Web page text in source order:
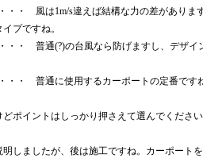
・ 風は1m/s違えば結構な力の差がありま
プですね。
・ 普通(?)の台風なら防げますし、デザイ
・ 普通に使用するカーポートの定番です
ポイントはしっかり押さえて選んでくださ
しましたが、後は施工ですね。カーポート